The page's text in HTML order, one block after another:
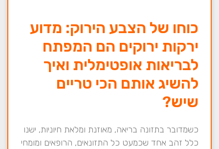
כוחו של הצבע הירוק: מדוע
ירקות ירוקים הם המפתח
לבריאות אופטימלית ואיך
להשיג אותם הכי טריים
שיש?
כשמדובר בתזונה בריאה, מאוזנת ומלאת חיוניות, ישנו
כלל זהב אחד שכמעט כל התזונאים, הרופאים ומומחי